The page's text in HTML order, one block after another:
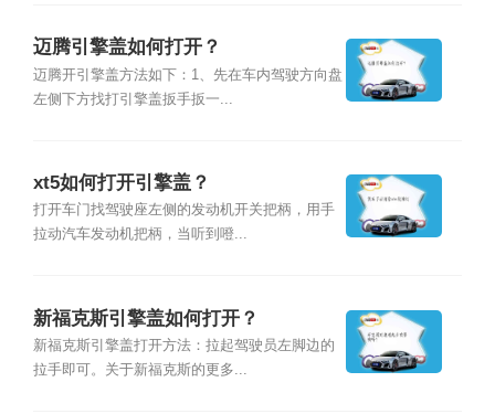
迈腾引擎盖如何打开？
迈腾开引擎盖方法如下：1、先在车内驾驶方向盘
左侧下方找打引擎盖扳手扳一...
xt5如何打开引擎盖？
打开车门找驾驶座左侧的发动机开关把柄，用手
拉动汽车发动机把柄，当听到噔...
新福克斯引擎盖如何打开？
新福克斯引擎盖打开方法：拉起驾驶员左脚边的
拉手即可。关于新福克斯的更多...